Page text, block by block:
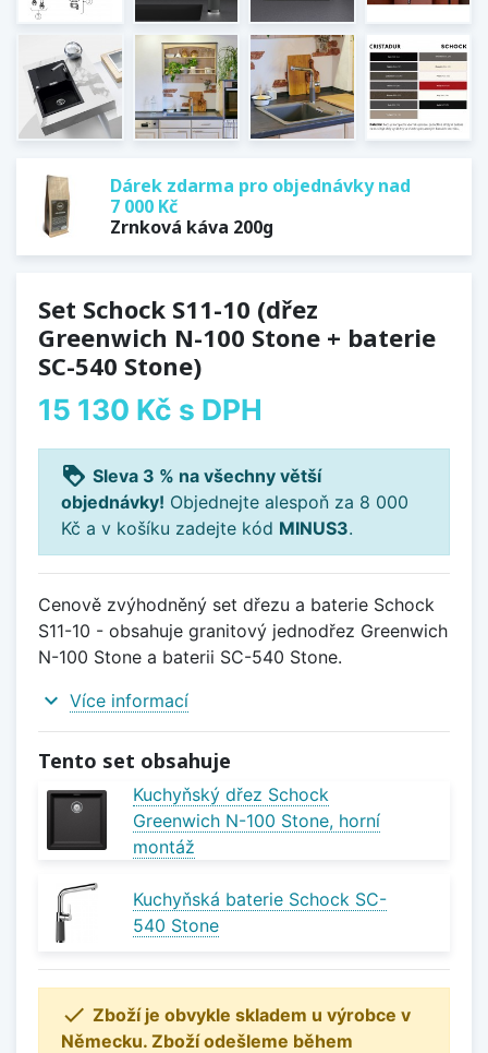
Dárek zdarma pro objednávky nad
7 000 Kč
Zrnková káva 200g
Set Schock S11-10 (dřez
Greenwich N-100 Stone + baterie
SC-540 Stone)
15 130 Kč s DPH
loyalty Sleva 3 % na všechny větší
objednávky! Objednejte alespoň za 8 000
Kč a v košíku zadejte kód MINUS3.
Cenově zvýhodněný set dřezu a baterie Schock
S11-10 - obsahuje granitový jednodřez Greenwich
N-100 Stone a baterii SC-540 Stone.
expand_more Více informací
Tento set obsahuje
Kuchyňský dřez Schock
Greenwich N-100 Stone, horní
montáž
Kuchyňská baterie Schock SC-
540 Stone
 Zboží je obvykle skladem u výrobce v
Německu. Zboží odešleme během